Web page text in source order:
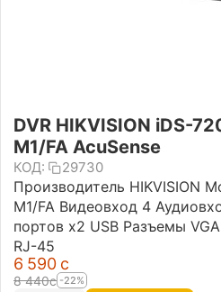
DVR HIKVISION iDS-
M1/FA AcuSense
КОД: 29730
Производитель HIKVISION
M1/FA Видеовход 4
портов х2 USB Разъемы
RJ-45
6 590 с
8 440с -22%